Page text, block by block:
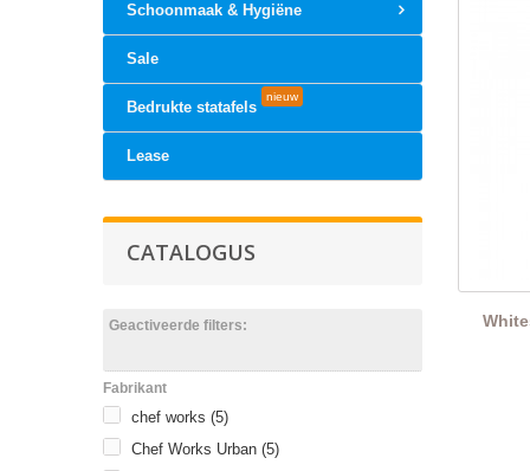
Schoonmaak & Hygiëne
Sale
Bedrukte statafels
nieuw
Lease
CATALOGUS
Geactiveerde filters:
Fabrikant
chef works (5)
Chef Works Urban (5)